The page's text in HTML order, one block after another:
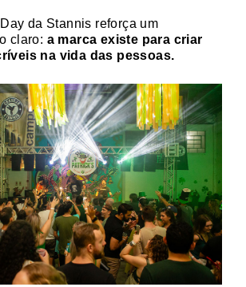
da Stannis reforça um
claro: a marca existe para criar
na vida das pessoas.